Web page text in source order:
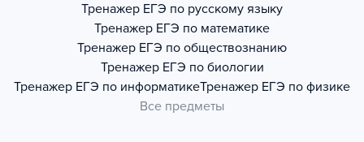
Тренажер ЕГЭ по русскому языку
Тренажер ЕГЭ по математике
Тренажер ЕГЭ по обществознанию
Тренажер ЕГЭ по биологии
Тренажер ЕГЭ по информатикеТренажер ЕГЭ по физике
Все предметы